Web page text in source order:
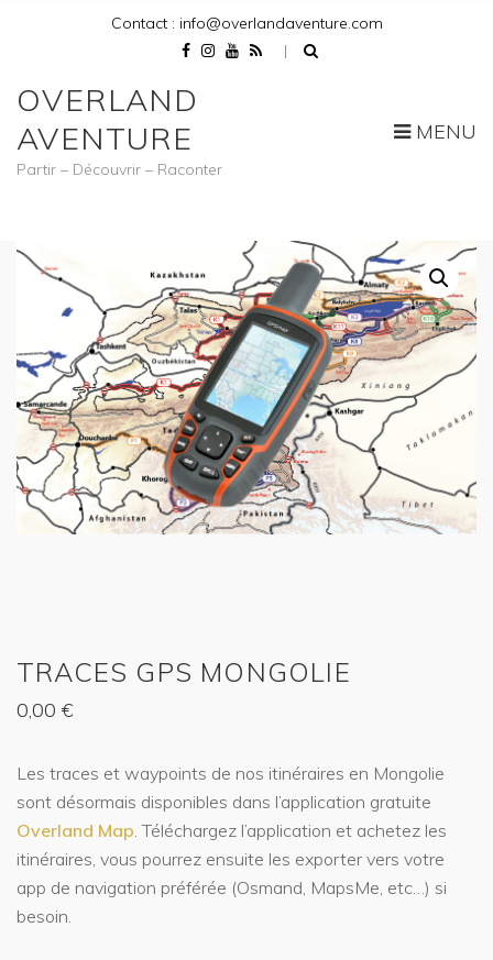
Contact : info@overlandaventure.com
OVERLAND
AVENTURE
Partir – Découvrir – Raconter
MENU
TRACES GPS MONGOLIE
0,00 €
Les traces et waypoints de nos itinéraires en Mongolie
sont désormais disponibles dans l’application gratuite
Overland Map . Téléchargez l’application et achetez les
itinéraires, vous pourrez ensuite les exporter vers votre
app de navigation préférée (Osmand, MapsMe, etc…) si
besoin.